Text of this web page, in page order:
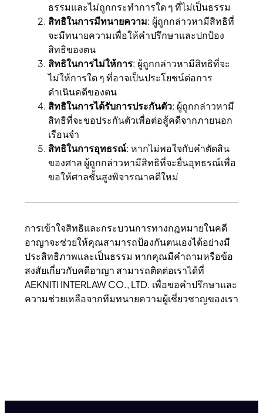
ธรรมและไม่ถูกกระทำการใด ๆ ที่ไม่เป็นธรรม
สิทธิในการมีทนายความ: ผู้ถูกกล่าวหามีสิทธิที่
จะมีทนายความเพื่อให้คำปรึกษาและปกป้อง
สิทธิของตน
สิทธิในการไม่ให้การ: ผู้ถูกกล่าวหามีสิทธิที่จะ
ไม่ให้การใด ๆ ที่อาจเป็นประโยชน์ต่อการ
ดำเนินคดีของตน
สิทธิในการได้รับการประกันตัว: ผู้ถูกกล่าวหามี
สิทธิที่จะขอประกันตัวเพื่อต่อสู้คดีจากภายนอก
เรือนจำ
สิทธิในการอุทธรณ์: หากไม่พอใจกับคำตัดสิน
ของศาล ผู้ถูกกล่าวหามีสิทธิที่จะยื่นอุทธรณ์เพื่อ
ขอให้ศาลชั้นสูงพิจารณาคดีใหม่
การเข้าใจสิทธิและกระบวนการทางกฎหมายในคดี
อาญาจะช่วยให้คุณสามารถป้องกันตนเองได้อย่างมี
ประสิทธิภาพและเป็นธรรม หากคุณมีคำถามหรือข้อ
สงสัยเกี่ยวกับคดีอาญา สามารถติดต่อเราได้ที่
AEKNITI INTERLAW CO., LTD. เพื่อขอคำปรึกษาและ
ความช่วยเหลือจากทีมทนายความผู้เชี่ยวชาญของเรา